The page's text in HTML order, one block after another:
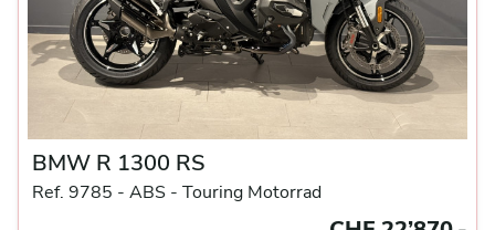
BMW R 1300 RS
Ref. 9785 - ABS - Touring Motorrad